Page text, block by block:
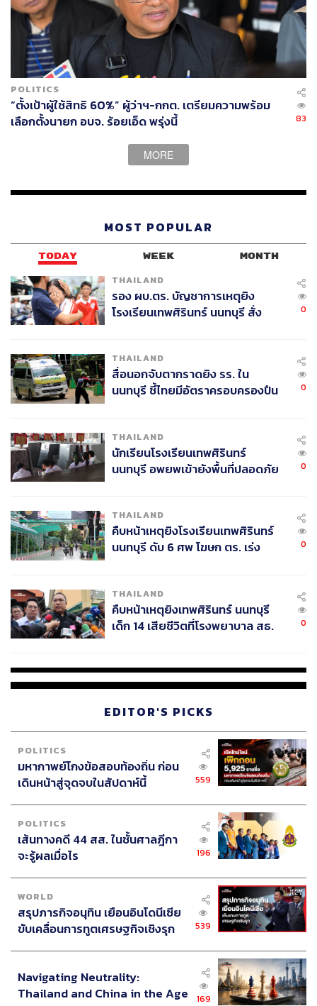
ดนัยฤทธิ์ วัชราภรณ์
ศุภสิธ เตชะตานนท์
ชูกัน กุลวงษา
วิรัช รัตนเศรษฐ
ทัศนียา รัตนเศรษฐ
อธิรัฐ รัตนเศรษฐ
สุภรณ์ อัตถาวงศ์
ตรีนุช เทียนทอง
พล.อ. สมชาย วิษณุวงศ์
ทวี สุระบาล
สุชาติ ตันเจริญ
อนุชา นาคาศัย
นิพนธ์ คนขยัน
ร.อ. ธรรมนัส พรหมเผ่า
ขณะที่อดีต ส.ส. พรรคประชาธิปัตย์ มีอย่างน้อยกว่า 14 คนที่
ตะวันออก ได้แก่
ณัฏฐพล ทีปสุวรรณ (กทม. ประชาธิปัตย์)
พุทธิพงษ์ ปุณณกันต์ (กทม. ประชาธิปัตย์)
ธวัชชัย อนามพงษ์ (จันทบุรี ประชาธิปัตย์)
บุญเลิศ ไพรินทร์ (ฉะเชิงเทรา ประชาธิปัตย์)
พล.ต.ท. พิทักษ์ จารุสมบัติ (ฉะเชิงเทรา ประชาธิปัตย์)
สรวุฒิ เนื่องจำนงค์ (ชลบุรี ประชาธิปัตย์)
ทศพล เพ็งส้ม (นนทบุรี ประชาธิปัตย์)
วิชัย ล้ำสุทธิ (ระยอง ประชาธิปัตย์)
แสนคม อนามพงษ์ (บัญชีรายชื่อ ประชาธิปัตย์)
กัลยา รุ่งวิจิตรชัย (สระบุรี ประชาธิปัตย์)
ธรรมวิชญ์ โพธิพิพิธ (บัญชีรายชื่อ ประชาธิปัตย์)
นอกจากนี้ยังมีอดีต ส.ส. พรรคการเมืองอื่นๆ อีก อาทิ พรรค
กลิ่น, รณเทพ อนุวัฒน์, พันธุ์ศักดิ์ เกตุวัตถา และปรเมศวร์
งามพิเชษฐ์
สุทธานามณี, มงคล จงสุทธานามณี และจำลอง ครุฑขุนทด
อดีต ส.ส. พรรคชาติไทย อย่างน้อย 2 คน ได้แก่ มณเฑียร
สงฆ์ประชา และภิญโญ นิโรจน์
อดีต ส.ส. พรรคความหวังใหม่ อย่างน้อย 2 คน ได้แก่ ศุภสิธ
เตชะตานนท์ และกิ่งกาญจน์ ณ เชียงใหม่
และอดีต ส.ส. พรรครวมชาติพัฒนา อย่างน้อย 1 คน คือ สม
ชัย ฉัตรพัฒนศิริ อดีต ส.ส. นครราชสีมา
POLITICS
“ตั้งเป้าผู้ใช้สิทธิ 60%” ผู้ว่าฯ-กกต. เตรียมความพร้อม
เลือกตั้งนายก อบจ. ร้อยเอ็ด พรุ่งนี้
83
MORE
MOST POPULAR
TODAY WEEK MONTH
THAILAND
รอง ผบ.ตร. บัญชาการเหตุยิง
โรงเรียนเทพศิรินทร์ นนทบุรี สั่ง
0
THAILAND
สื่อนอกจับตากราดยิง รร. ใน
นนทบุรี ชี้ไทยมีอัตราครอบครองปืน
0
THAILAND
นักเรียนโรงเรียนเทพศิรินทร์
นนทบุรี อพยพเข้ายังพื้นที่ปลอดภัย
0
THAILAND
คืบหน้าเหตุยิงโรงเรียนเทพศิรินทร์
นนทบุรี ดับ 6 ศพ โฆษก ตร. เร่ง
0
THAILAND
คืบหน้าเหตุยิงเทพศิรินทร์ นนทบุรี
เด็ก 14 เสียชีวิตที่โรงพยาบาล สธ.
0
EDITOR'S PICKS
POLITICS
มหากาพย์โกงข้อสอบท้องถิ่น ก่อน
เดินหน้าสู่จุดจบในสัปดาห์นี้
559
POLITICS
เส้นทางคดี 44 สส. ในชั้นศาลฎีกา
จะรู้ผลเมื่อไร
196
WORLD
สรุปภารกิจอนุทิน เยือนอินโดนีเซีย
ขับเคลื่อนการทูตเศรษฐกิจเชิงรุก
539
Navigating Neutrality:
Thailand and China in the Age
169